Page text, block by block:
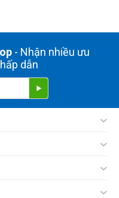
- Nhận nhiều ưu
dẫn